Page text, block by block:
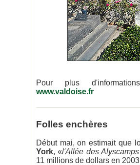
Pour plus
www.valdoise.fr
Folles enchères
Début mai, on estimait que
York, «l'Allée des
11 millions de dollars en